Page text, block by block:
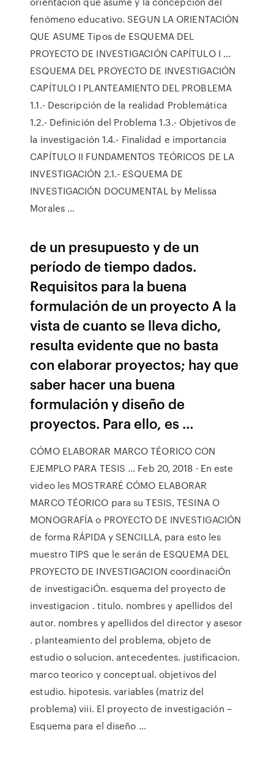
fenómeno educativo. SEGUN LA ORIENTACIÓN
QUE ASUME Tipos de ESQUEMA DEL
PROYECTO DE INVESTIGACIÓN CAPÍTULO I ...
ESQUEMA DEL PROYECTO DE INVESTIGACIÓN
CAPÍTULO I PLANTEAMIENTO DEL PROBLEMA
1.1.- Descripción de la realidad Problemática
1.2.- Definición del Problema 1.3.- Objetivos de
la investigación 1.4.- Finalidad e importancia
CAPÍTULO II FUNDAMENTOS TEÓRICOS DE LA
INVESTIGACIÓN 2.1.- ESQUEMA DE
INVESTIGACIÓN DOCUMENTAL by Melissa
Morales …
de un presupuesto y de un
período de tiempo dados.
Requisitos para la buena
formulación de un proyecto A la
vista de cuanto se lleva dicho,
resulta evidente que no basta
con elaborar proyectos; hay que
saber hacer una buena
formulación y diseño de
proyectos. Para ello, es …
CÓMO ELABORAR MARCO TÉORICO CON
EJEMPLO PARA TESIS … Feb 20, 2018 · En este
video les MOSTRARÉ CÓMO ELABORAR
MARCO TÉORICO para su TESIS, TESINA O
MONOGRAFÍA o PROYECTO DE INVESTIGACIÓN
de forma RÁPIDA y SENCILLA, para esto les
muestro TIPS que le serán de ESQUEMA DEL
PROYECTO DE INVESTIGACION coordinaciÓn
de investigaciÓn. esquema del proyecto de
investigacion . titulo. nombres y apellidos del
autor. nombres y apellidos del director y asesor
. planteamiento del problema, objeto de
estudio o solucion. antecedentes. justificacion.
marco teorico y conceptual. objetivos del
estudio. hipotesis. variables (matriz del
problema) viii. El proyecto de investigación –
Esquema para el diseño ...